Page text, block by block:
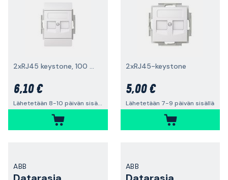
2xRJ45 keystone, 100 mm, suora
6,10 €
Lähetetään 8-10 päivän sisällä
2xRJ45-keystone
5,00 €
Lähetetään 7-9 päivän sisällä
ABB ABB